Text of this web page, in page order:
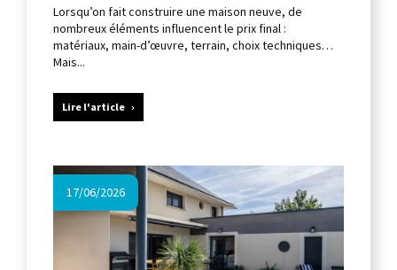
Lorsqu’on fait construire une maison neuve, de
nombreux éléments influencent le prix final :
matériaux, main-d’œuvre, terrain, choix techniques…
Mais...
Lire l'article
17/06/2026